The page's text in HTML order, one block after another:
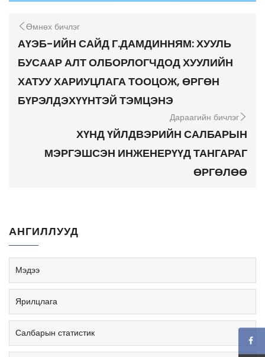
Өмнөх бичлэг
АҮЭБ-ИЙН САЙД Г.ДАМДИННЯМ: ХУУЛЬ
БУСААР АЛТ ОЛБОРЛОГЧДОД ХУУЛИЙН
ХАТУУ ХАРИУЦЛАГА ТООЦОЖ, ӨРГӨН
БҮРЭЛДЭХҮҮНТЭЙ ТЭМЦЭНЭ
Дараагийн бичлэг
ХҮНД ҮЙЛДВЭРИЙН САЛБАРЫН
МЭРГЭШСЭН ИНЖЕНЕРҮҮД ТАНГАРАГ
ӨРГӨЛӨӨ
АНГИЛЛУУД
Мэдээ
Ярилцлага
Салбарын статистик